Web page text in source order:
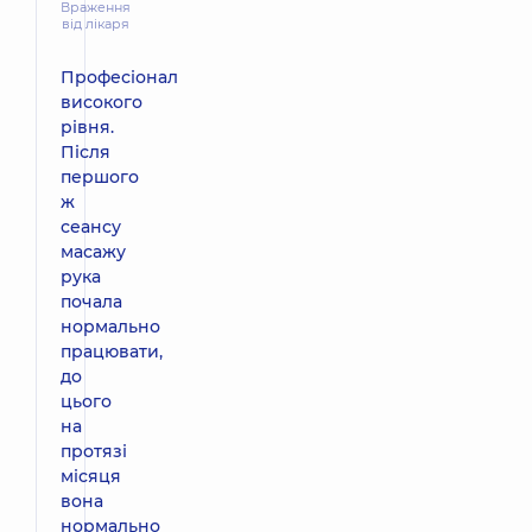
Враження
від лікаря
Професіонал
високого
рівня.
Після
першого
ж
сеансу
масажу
рука
почала
нормально
працювати,
до
цього
на
протязі
місяця
вона
нормально